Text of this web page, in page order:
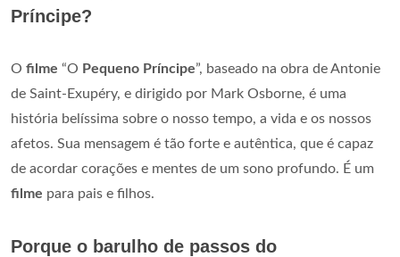
Príncipe?
O filme “O Pequeno Príncipe”, baseado na obra de Antonie
de Saint-Exupéry, e dirigido por Mark Osborne, é uma
história belíssima sobre o nosso tempo, a vida e os nossos
afetos. Sua mensagem é tão forte e autêntica, que é capaz
de acordar corações e mentes de um sono profundo. É um
filme para pais e filhos.
Porque o barulho de passos do